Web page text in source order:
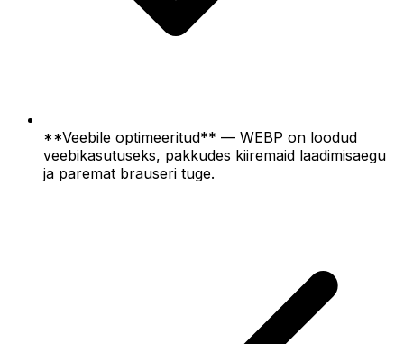
**Veebile optimeeritud** — WEBP on loodud
veebikasutuseks, pakkudes kiiremaid laadimisaegu
ja paremat brauseri tuge.